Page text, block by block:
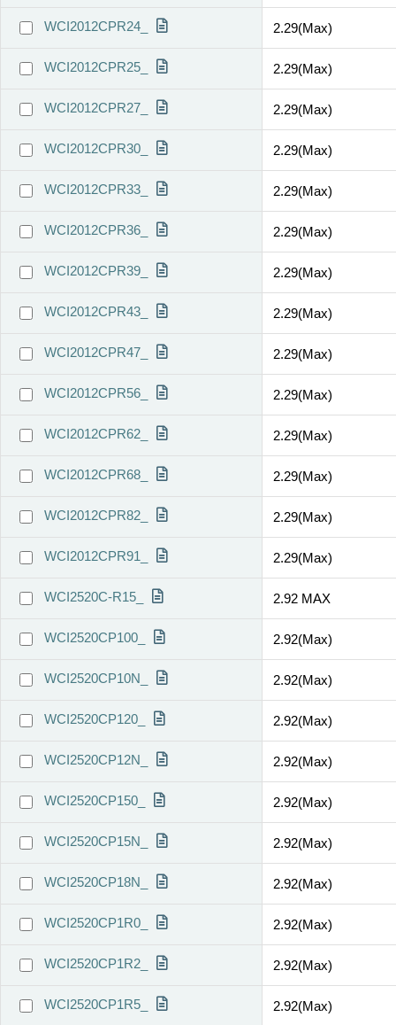
WCI2012CPR24_ 2.29(Max)
WCI2012CPR25_ 2.29(Max)
WCI2012CPR27_ 2.29(Max)
WCI2012CPR30_ 2.29(Max)
WCI2012CPR33_ 2.29(Max)
WCI2012CPR36_ 2.29(Max)
WCI2012CPR39_ 2.29(Max)
WCI2012CPR43_ 2.29(Max)
WCI2012CPR47_ 2.29(Max)
WCI2012CPR56_ 2.29(Max)
WCI2012CPR62_ 2.29(Max)
WCI2012CPR68_ 2.29(Max)
WCI2012CPR82_ 2.29(Max)
WCI2012CPR91_ 2.29(Max)
WCI2520C-R15_ 2.92 MAX
WCI2520CP100_ 2.92(Max)
WCI2520CP10N_ 2.92(Max)
WCI2520CP120_ 2.92(Max)
WCI2520CP12N_ 2.92(Max)
WCI2520CP150_ 2.92(Max)
WCI2520CP15N_ 2.92(Max)
WCI2520CP18N_ 2.92(Max)
WCI2520CP1R0_ 2.92(Max)
WCI2520CP1R2_ 2.92(Max)
WCI2520CP1R5_ 2.92(Max)